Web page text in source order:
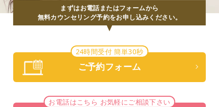
まずはお電話またはフォームから
無料カウンセリング予約をお申し込みください。
24時間受付 簡単30秒
ご予約フォーム
お電話はこちら お気軽にご相談下さい